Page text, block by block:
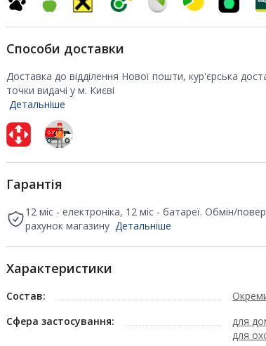
Способи доставки
Доставка до відділення Нової пошти, кур'єрська
точки видачі у м. Києві
Детальніше
Гарантія
12 міс - електроніка, 12 міс - батареї. Обмін/
рахунок магазину Детальніше
Характеристики
Состав:
Сфера застосування:
для
для